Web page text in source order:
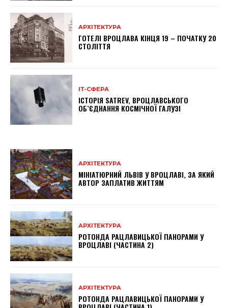
АРХІТЕКТУРА
ГОТЕЛІ ВРОЦЛАВА КІНЦЯ 19 – ПОЧАТКУ 20
СТОЛІТТЯ
ІТ-СФЕРА
ІСТОРІЯ SATREV, ВРОЦЛАВСЬКОГО
ОБ`ЄДНАННЯ КОСМІЧНОЇ ГАЛУЗІ
АРХІТЕКТУРА
МІНІАТЮРНИЙ ЛЬВІВ У ВРОЦЛАВІ, ЗА ЯКИЙ
АВТОР ЗАПЛАТИВ ЖИТТЯМ
АРХІТЕКТУРА
РОТОНДА РАЦЛАВИЦЬКОЇ ПАНОРАМИ У
ВРОЦЛАВІ (ЧАСТИНА 2)
АРХІТЕКТУРА
РОТОНДА РАЦЛАВИЦЬКОЇ ПАНОРАМИ У